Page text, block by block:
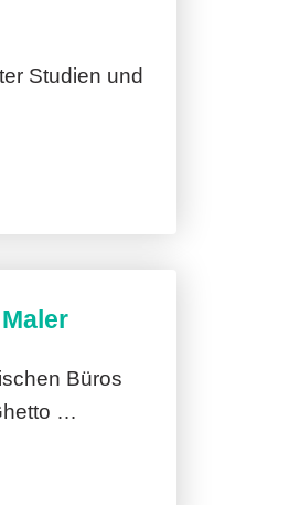
Studien und
Büros
…